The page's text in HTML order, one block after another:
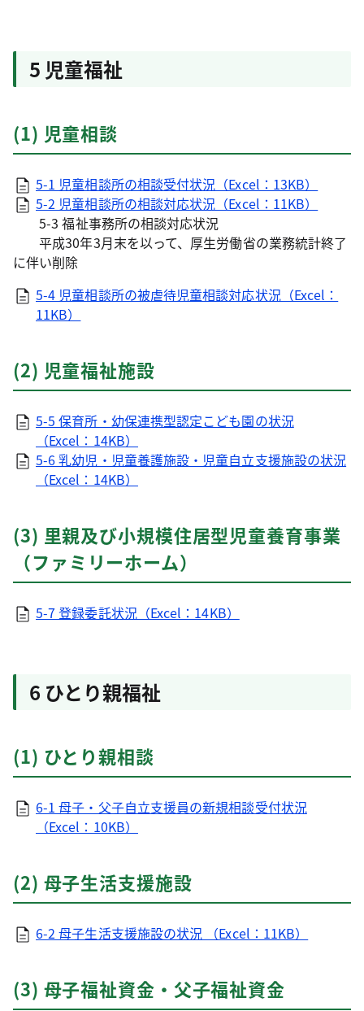
5 児童福祉
(1) 児童相談
5-1 児童相談所の相談受付状況（Excel：13KB）
5-2 児童相談所の相談対応状況（Excel：11KB）
5-3 福祉事務所の相談対応状況
平成30年3月末を以って、厚生労働省の業務統計終了
に伴い削除
5-4 児童相談所の被虐待児童相談対応状況（Excel：
11KB）
(2) 児童福祉施設
5-5 保育所・幼保連携型認定こども園の状況
（Excel：14KB）
5-6 乳幼児・児童養護施設・児童自立支援施設の状況
（Excel：14KB）
(3) 里親及び小規模住居型児童養育事業
（ファミリーホーム）
5-7 登録委託状況（Excel：14KB）
6 ひとり親福祉
(1) ひとり親相談
6-1 母子・父子自立支援員の新規相談受付状況
（Excel：10KB）
(2) 母子生活支援施設
6-2 母子生活支援施設の状況 （Excel：11KB）
(3) 母子福祉資金・父子福祉資金